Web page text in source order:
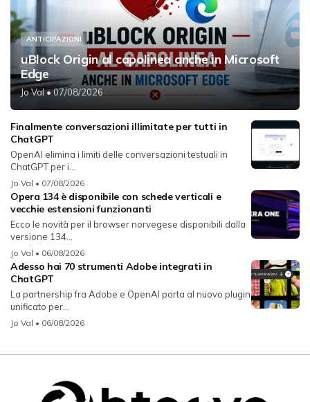
ANTICIPAZIONI
uBlock Origin al capolinea anche in Microsoft
Edge
Jo Val• 07/08/2026
Finalmente conversazioni illimitate per tutti in
ChatGPT
OpenAI elimina i limiti delle conversazioni testuali in
ChatGPT per i...
Jo Val • 07/08/2026
Opera 134 è disponibile con schede verticali e
vecchie estensioni funzionanti
Ecco le novità per il browser norvegese disponibili dalla
versione 134...
Jo Val • 06/08/2026
Adesso hai 70 strumenti Adobe integrati in
ChatGPT
La partnership fra Adobe e OpenAI porta al nuovo plugin
unificato per...
Jo Val • 06/08/2026